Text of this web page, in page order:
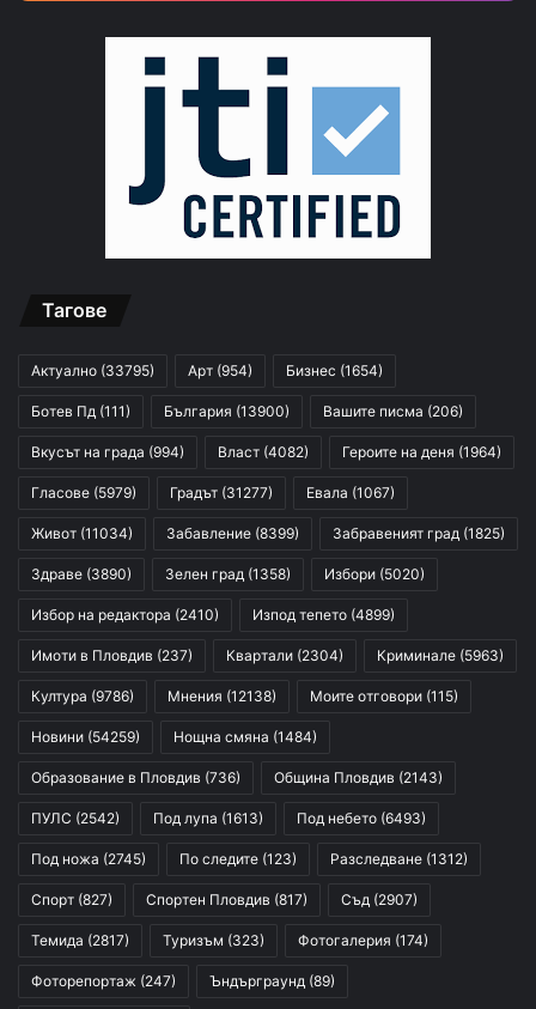
Тагове
Актуално (33795) Арт (954) Бизнес (1654)
Ботев Пд (111) България (13900) Вашите писма (206)
Вкусът на града (994) Власт (4082) Героите на деня (1964)
Гласове (5979) Градът (31277) Евала (1067)
Живот (11034) Забавление (8399) Забравеният град (1825)
Здраве (3890) Зелен град (1358) Избори (5020)
Избор на редактора (2410) Изпод тепето (4899)
Имоти в Пловдив (237) Квартали (2304) Криминале (5963)
Култура (9786) Мнения (12138) Моите отговори (115)
Новини (54259) Нощна смяна (1484)
Образование в Пловдив (736) Община Пловдив (2143)
ПУЛС (2542) Под лупа (1613) Под небето (6493)
Под ножа (2745) По следите (123) Разследване (1312)
Спорт (827) Спортен Пловдив (817) Съд (2907)
Темида (2817) Туризъм (323) Фотогалерия (174)
Фоторепортаж (247) Ъндърграунд (89)